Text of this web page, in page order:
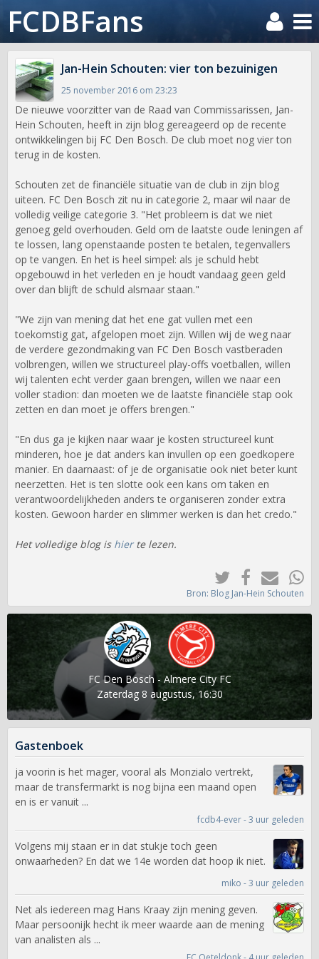
FCDBFans
Jan-Hein Schouten: vier ton bezuinigen
25 november 2016 om 23:23
De nieuwe voorzitter van de Raad van Commissarissen, Jan-
Hein Schouten, heeft in zijn blog gereageerd op de recente
ontwikkelingen bij FC Den Bosch. De club moet nog vier ton
terug in de kosten.
Schouten zet de financiële situatie van de club in zijn blog
uiteen. FC Den Bosch zit nu in categorie 2, maar wil naar de
volledig veilige categorie 3. "Het probleem is dat we niet
genoeg geld overhouden. Geld om de laatste oude leningen af
te lossen, lang openstaande posten te betalen, tegenvallers
op te vangen. En het is heel simpel: als je schuld hebt
opgebouwd in het verleden en je houdt vandaag geen geld
over dan blijft de schuld alsmaar staan."
"We zijn van mening dat het ene gat vullen met een
toekomstig gat, afgelopen moet zijn. Willen wij de weg naar
de verdere gezondmaking van FC Den Bosch vastberaden
volbrengen, willen we structureel play-offs voetballen, willen
wij talenten echt verder gaan brengen, willen we naar een
voller stadion: dan moeten we de laatste financiële stap ook
zetten en dan moet je offers brengen."
"En dus ga je kijken naar waar je kosten structureel kunt
minderen, hoe je dat anders kan invullen op een goedkopere
manier. En daarnaast: of je de organisatie ook niet beter kunt
neerzetten. Het is ten slotte ook een kans om taken en
verantwoordelijkheden anders te organiseren zonder extra
kosten. Gewoon harder en slimmer werken is dan het credo."
Het volledige blog is hierte lezen.
Bron: Blog Jan-Hein Schouten
FC Den Bosch - Almere City FC
Zaterdag 8 augustus, 16:30
Gastenboek
ja voorin is het mager, vooral als Monzialo vertrekt,
maar de transfermarkt is nog bijna een maand open
en is er vanuit ...
fcdb4-ever - 3 uur geleden
Volgens mij staan er in dat stukje toch geen
onwaarheden? En dat we 14e worden dat hoop ik niet.
miko - 3 uur geleden
Net als iedereen mag Hans Kraay zijn mening geven.
Maar persoonijk hecht ik meer waarde aan de mening
van analisten als ...